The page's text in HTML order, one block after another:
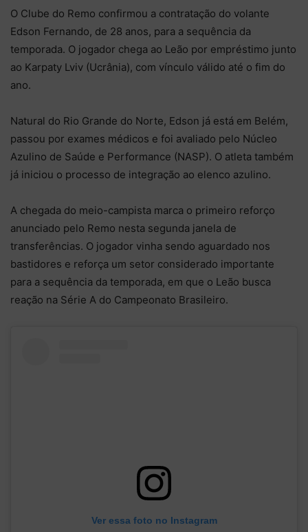
O Clube do Remo confirmou a contratação do volante
Edson Fernando, de 28 anos, para a sequência da
temporada. O jogador chega ao Leão por empréstimo junto
ao Karpaty Lviv (Ucrânia), com vínculo válido até o fim do
ano.
Natural do Rio Grande do Norte, Edson já está em Belém,
passou por exames médicos e foi avaliado pelo Núcleo
Azulino de Saúde e Performance (NASP). O atleta também
já iniciou o processo de integração ao elenco azulino.
A chegada do meio-campista marca o primeiro reforço
anunciado pelo Remo nesta segunda janela de
transferências. O jogador vinha sendo aguardado nos
bastidores e reforça um setor considerado importante
para a sequência da temporada, em que o Leão busca
reação na Série A do Campeonato Brasileiro.
Ver essa foto no Instagram